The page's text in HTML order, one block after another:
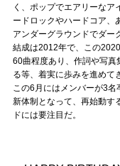
ぶいクラ！by muevo
ぶいコミュ！by
ぶいマガ！ by muevo
Follow us
く、ポップでエアリーな
ードロックやハードコア、
アンダーグラウンドでダー
結成は2012年で、この
60曲程度あり、作詞や写
る等、着実に歩みを進めて
この6月にはメンバーが3
新体制となって、再始動す
ドには要注目だ。